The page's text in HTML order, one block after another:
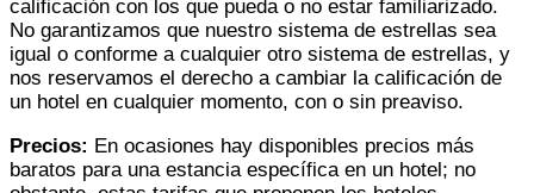
calificación con los que pueda o no estar familiarizado.
No garantizamos que nuestro sistema de estrellas sea
igual o conforme a cualquier otro sistema de estrellas, y
nos reservamos el derecho a cambiar la calificación de
un hotel en cualquier momento, con o sin preaviso.
Precios: En ocasiones hay disponibles precios más
baratos para una estancia específica en un hotel; no